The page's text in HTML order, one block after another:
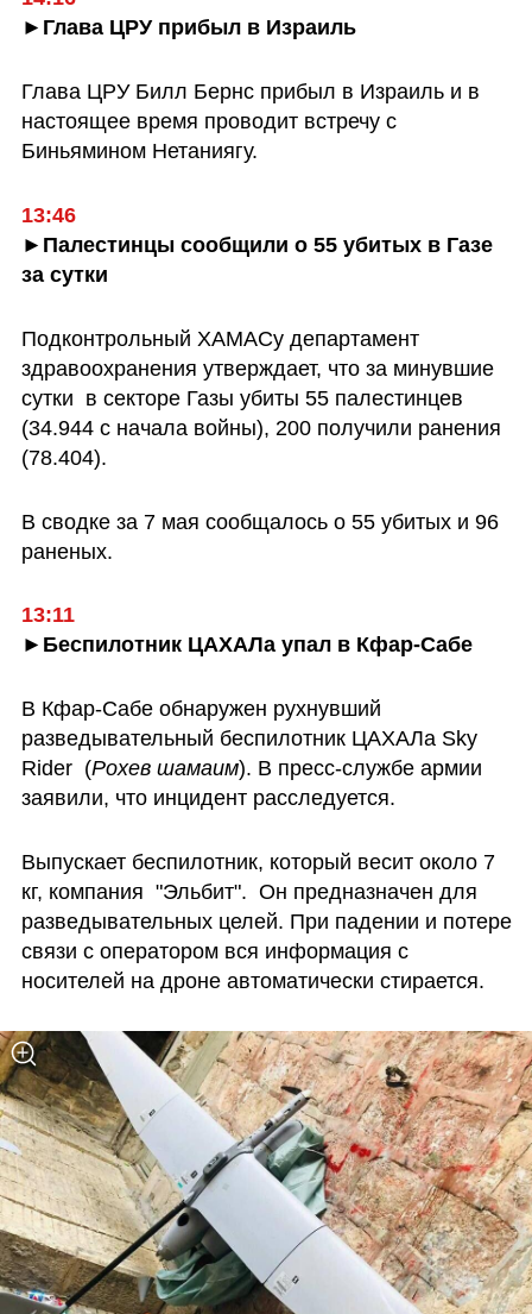
►Глава ЦРУ прибыл в Израиль
Глава ЦРУ Билл Бернс прибыл в Израиль и в
настоящее время проводит встречу с
Биньямином Нетаниягу.
13:46
►Палестинцы сообщили о 55 убитых в Газе
за сутки
Подконтрольный ХАМАСу департамент
здравоохранения утверждает, что за минувшие
сутки  в секторе Газы убиты 55 палестинцев
(34.944 с начала войны), 200 получили ранения
(78.404).
В сводке за 7 мая сообщалось о 55 убитых и 96
раненых.
13:11
►Беспилотник ЦАХАЛа упал в Кфар-Сабе
В Кфар-Сабе обнаружен рухнувший
разведывательный беспилотник ЦАХАЛа Sky
Rider  (Рохев шамаим). В пресс-службе армии
заявили, что инцидент расследуется.
Выпускает беспилотник, который весит около 7
кг, компания  "Эльбит".  Он предназначен для
разведывательных целей. При падении и потере
связи с оператором вся информация с
носителей на дроне автоматически стирается.